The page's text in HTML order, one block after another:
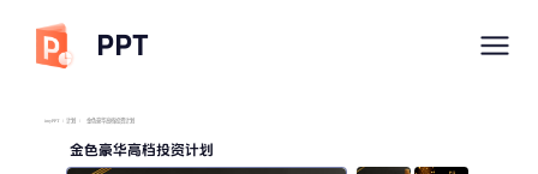
PPT
imyPPT / 计划 / 金色豪华高档投资计划
金色豪华高档投资计划